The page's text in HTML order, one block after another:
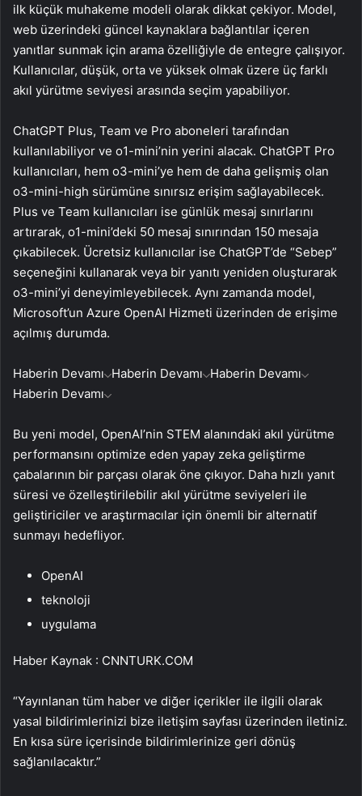
ilk küçük muhakeme modeli olarak dikkat çekiyor. Model,
web üzerindeki güncel kaynaklara bağlantılar içeren
yanıtlar sunmak için arama özelliğiyle de entegre çalışıyor.
Kullanıcılar, düşük, orta ve yüksek olmak üzere üç farklı
akıl yürütme seviyesi arasında seçim yapabiliyor.
ChatGPT Plus, Team ve Pro aboneleri tarafından
kullanılabiliyor ve o1-mini’nin yerini alacak. ChatGPT Pro
kullanıcıları, hem o3-mini’ye hem de daha gelişmiş olan
o3-mini-high sürümüne sınırsız erişim sağlayabilecek.
Plus ve Team kullanıcıları ise günlük mesaj sınırlarını
artırarak, o1-mini’deki 50 mesaj sınırından 150 mesaja
çıkabilecek. Ücretsiz kullanıcılar ise ChatGPT’de “Sebep”
seçeneğini kullanarak veya bir yanıtı yeniden oluşturarak
o3-mini’yi deneyimleyebilecek. Aynı zamanda model,
Microsoft’un Azure OpenAI Hizmeti üzerinden de erişime
açılmış durumda.
Haberin Devamı Haberin Devamı Haberin Devamı
Haberin Devamı
Bu yeni model, OpenAI’nin STEM alanındaki akıl yürütme
performansını optimize eden yapay zeka geliştirme
çabalarının bir parçası olarak öne çıkıyor. Daha hızlı yanıt
süresi ve özelleştirilebilir akıl yürütme seviyeleri ile
geliştiriciler ve araştırmacılar için önemli bir alternatif
sunmayı hedefliyor.
OpenAI
teknoloji
uygulama
Haber Kaynak : CNNTURK.COM
“Yayınlanan tüm haber ve diğer içerikler ile ilgili olarak
yasal bildirimlerinizi bize iletişim sayfası üzerinden iletiniz.
En kısa süre içerisinde bildirimlerinize geri dönüş
sağlanılacaktır.”